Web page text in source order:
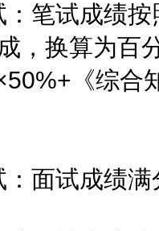
试成绩按
，换算为百
《综合
试成绩满